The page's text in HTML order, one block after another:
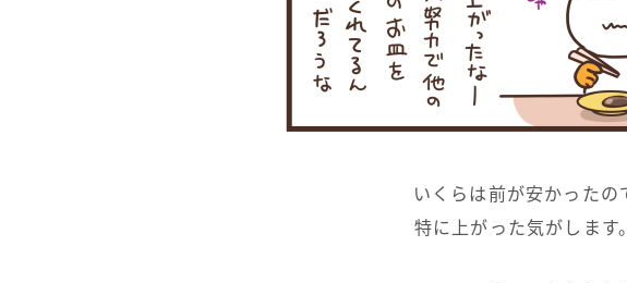
いくらは前が安かったの
特に上がった気がします。